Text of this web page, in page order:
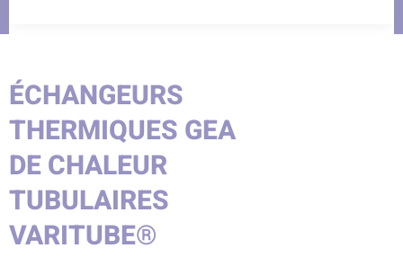
ÉCHANGEURS
THERMIQUES GEA
DE CHALEUR
TUBULAIRES
VARITUBE®